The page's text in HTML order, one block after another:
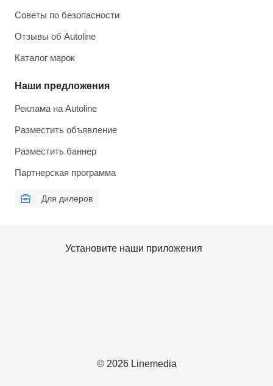
Советы по безопасности
Отзывы об Autoline
Каталог марок
Наши предложения
Реклама на Autoline
Разместить объявление
Разместить баннер
Партнерская программа
Для дилеров
© 2026 Linemedia
Установите наши приложения